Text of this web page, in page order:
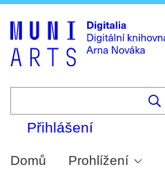
Přihlášení
Domů Prohlížení